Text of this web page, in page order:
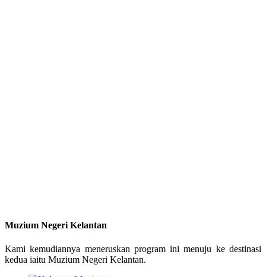
Muzium Negeri Kelantan
Kami kemudiannya meneruskan program ini menuju ke destinasi
kedua iaitu Muzium Negeri Kelantan.